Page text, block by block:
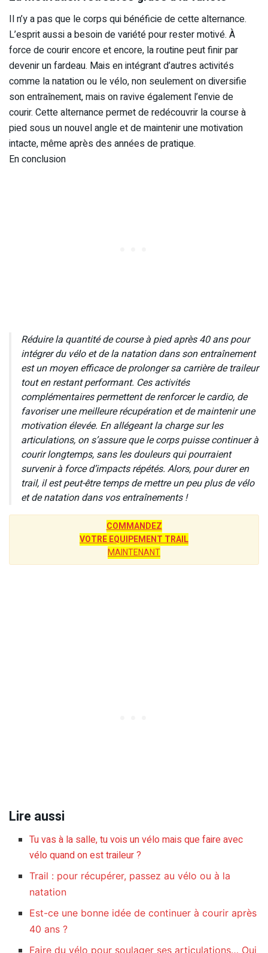
Il n’y a pas que le corps qui bénéficie de cette alternance.
L’esprit aussi a besoin de variété pour rester motivé. À
force de courir encore et encore, la routine peut finir par
devenir un fardeau. Mais en intégrant d’autres activités
comme la natation ou le vélo, non seulement on diversifie
son entraînement, mais on ravive également l’envie de
courir. Cette alternance permet de redécouvrir la course à
pied sous un nouvel angle et de maintenir une motivation
intacte, même après des années de pratique.
En conclusion
Réduire la quantité de course à pied après 40 ans pour
intégrer du vélo et de la natation dans son entraînement
est un moyen efficace de prolonger sa carrière de traileur
tout en restant performant. Ces activités
complémentaires permettent de renforcer le cardio, de
favoriser une meilleure récupération et de maintenir une
motivation élevée. En allégeant la charge sur les
articulations, on s’assure que le corps puisse continuer à
courir longtemps, sans les douleurs qui pourraient
survenir à force d’impacts répétés. Alors, pour durer en
trail, il est peut-être temps de mettre un peu plus de vélo
et de natation dans vos entraînements !
COMMANDEZ
VOTRE EQUIPEMENT TRAIL
MAINTENANT
Lire aussi
Tu vas à la salle, tu vois un vélo mais que faire avec
vélo quand on est traileur ?
Trail : pour récupérer, passez au vélo ou à la
natation
Est-ce une bonne idée de continuer à courir après
40 ans ?
Faire du vélo pour soulager ses articulations… Oui